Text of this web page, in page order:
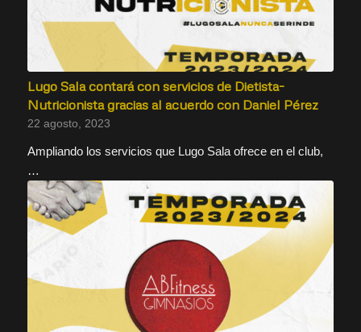
Lugo Sala contará con servicios de Dietista-
Nutricionista gracias al acuerdo con Daniel Pérez
22 agosto, 2023
Ampliando los servicios que Lugo Sala ofrece en el club,
…